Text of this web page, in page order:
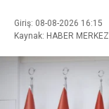
Giriş: 08-08-2026 16:15
Kaynak: HABER MERKEZI